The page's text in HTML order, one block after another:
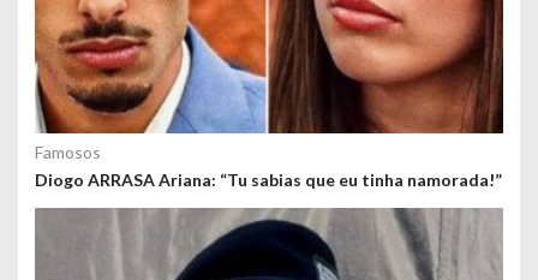
Famosos
Diogo ARRASA Ariana: “Tu sabias que eu tinha namorada!”